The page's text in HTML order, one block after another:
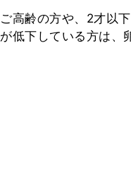
ご高齢の方や、2才以
が低下している方は、